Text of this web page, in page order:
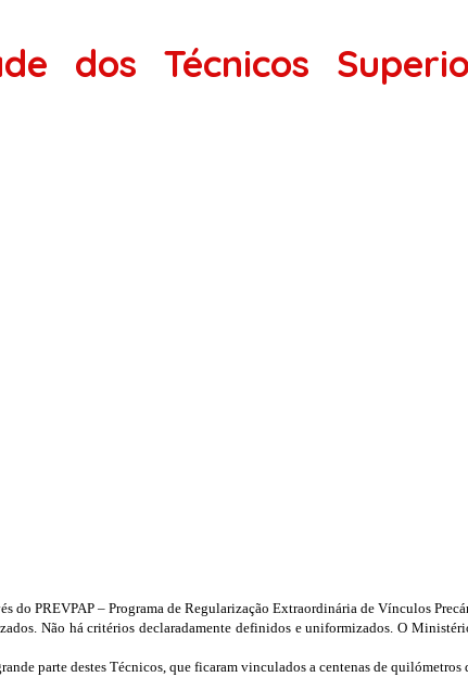
dos Técnicos
do PREVPAP – Programa de Regularização Extraordinária de Vínculos
Não há critérios declaradamente definidos e uniformizados. O
parte destes Técnicos, que ficaram vinculados a centenas de